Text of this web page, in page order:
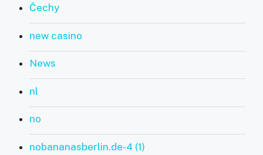
Čechy
new casino
News
nl
no
nobananasberlin.de-4 (1)